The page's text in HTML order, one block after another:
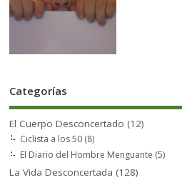
Categorías
El Cuerpo Desconcertado (12)
Ciclista a los 50 (8)
El Diario del Hombre Menguante (5)
La Vida Desconcertada (128)